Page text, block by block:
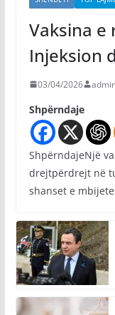
Vaksina e
Injeksion
03/04/2026
Shpërndaje
ShpërndajeNjë
drejtpërdrejt në
shanset e